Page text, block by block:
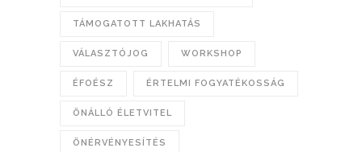
TÁMOGATOTT LAKHATÁS
VÁLASZTÓJOG WORKSHOP
ÉFOÉSZ ÉRTELMI FOGYATÉKOSSÁG
ÖNÁLLÓ ÉLETVITEL
ÖNÉRVÉNYESÍTÉS